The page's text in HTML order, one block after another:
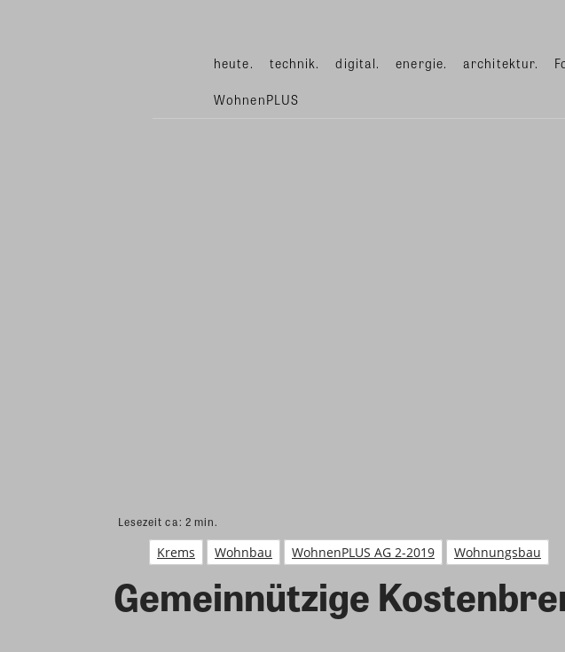
heute. technik. digital. energie. architektur.
WohnenPLUS
Lesezeit ca: 2 min.
Krems Wohnbau WohnenPLUS AG 2-2019 Wohnungsbau
Gemeinnützige